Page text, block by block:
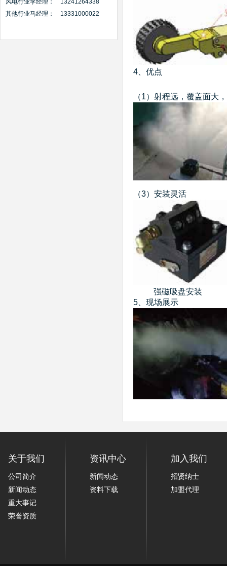
其他行业马经理： 13331000022
4、优点
（1）射程远，覆盖面大
（3）安装灵活
强磁吸盘
5、现场展示
关于我们
公司简介
新闻动态
重大事记
荣誉资质
资讯中心
新闻动态
资料下载
加入我们
招贤纳士
加盟代理